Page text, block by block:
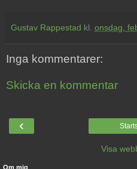
Gustav Rappestad kl. onsdag,
Inga kommentarer:
Skicka en kommentar
‹
Visa
Om mig